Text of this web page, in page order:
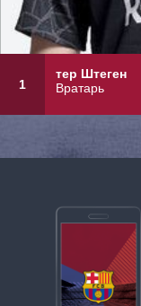
1
тер Штеген
Вратарь